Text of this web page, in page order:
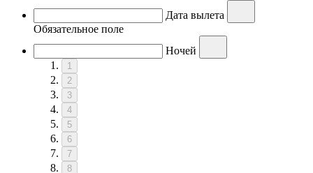
Дата вылета
Обязательное поле
Ночей
1
2
3
4
5
6
7
8